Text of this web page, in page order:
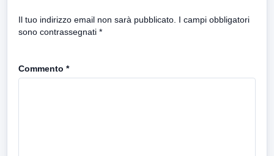
Il tuo indirizzo email non sarà pubblicato. I campi obbligatori
sono contrassegnati *
Commento *